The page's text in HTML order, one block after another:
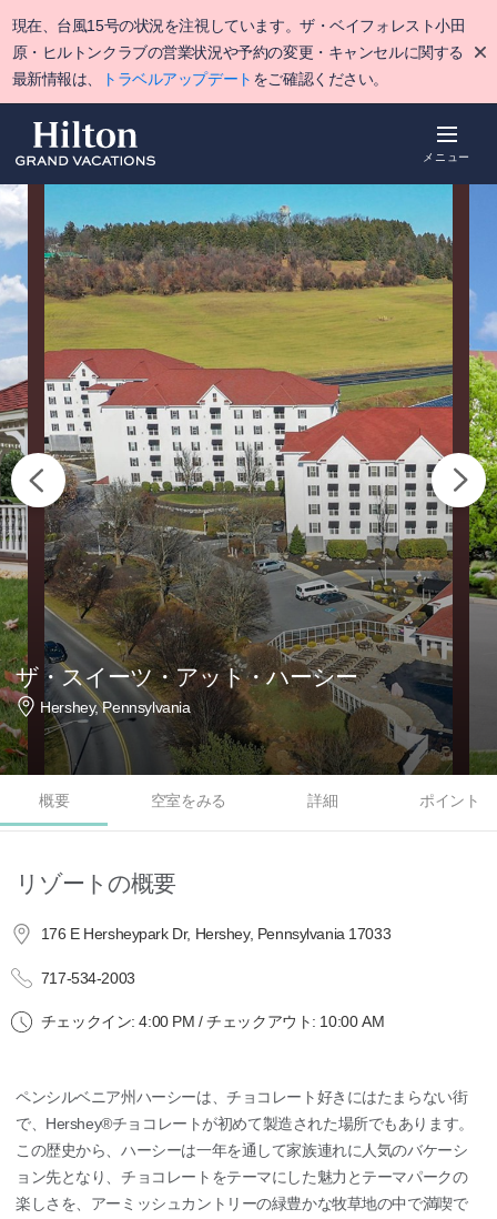
main
content
現在、台風15号の状況を注視しています。ザ・ベイフォレスト小田
原・ヒルトンクラブの営業状況や予約の変更・キャンセルに関する
最新情報は、
トラベルアップデート をご確認ください。
メニュー
ザ・スイーツ・アット・ハーシー
Hershey, Pennsylvania
概要 空室をみる 詳細 ポイント
リゾートの概要
176 E Hersheypark Dr, Hershey, Pennsylvania 17033
717-534-2003
チェックイン: 4:00 PM / チェックアウト: 10:00 AM
ペンシルベニア州ハーシーは、チョコレート好きにはたまらない街
で、Hershey®チョコレートが初めて製造された場所でもあります。
この歴史から、ハーシーは一年を通して家族連れに人気のバケーシ
ョン先となり、チョコレートをテーマにした魅力とテーマパークの
楽しさを、アーミッシュカントリーの緑豊かな牧草地の中で満喫で
詳細